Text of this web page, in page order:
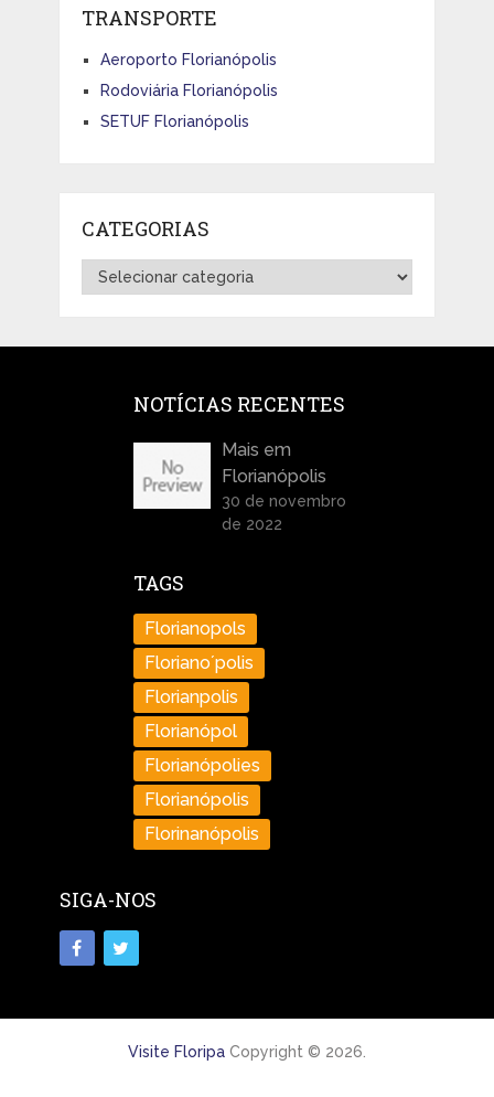
TRANSPORTE
Aeroporto Florianópolis
Rodoviária Florianópolis
SETUF Florianópolis
CATEGORIAS
Categorias
NOTÍCIAS RECENTES
Mais em
Florianópolis
30 de novembro
de 2022
TAGS
Florianopols
Floriano´polis
Florianpolis
Florianópol
Florianópolies
Florianópolis
Florinanópolis
SIGA-NOS
Visite FloripaCopyright © 2026.